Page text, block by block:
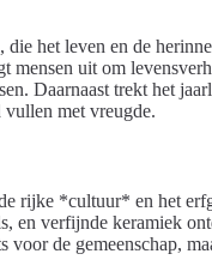
het leven en de
mensen uit om
Daarnaast trekt het
vullen met vreugde.
rijke *cultuur* en het
en verfijnde keramiek
de gemeenschap,